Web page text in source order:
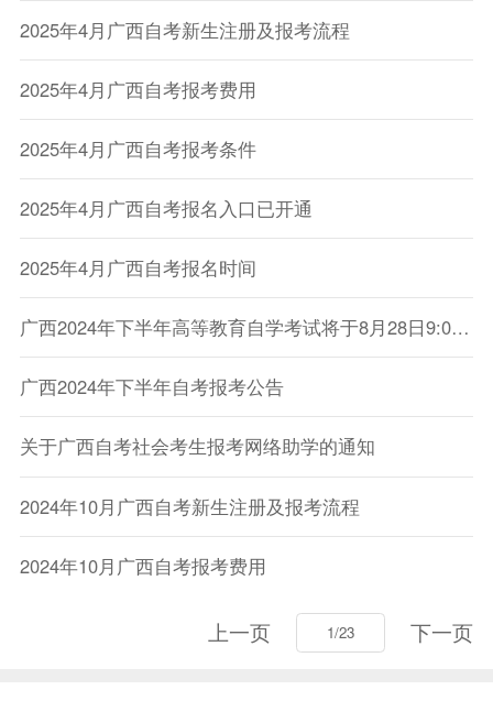
2025年4月广西自考新生注册及报考流程
2025年4月广西自考报考费用
2025年4月广西自考报考条件
2025年4月广西自考报名入口已开通
2025年4月广西自考报名时间
广西2024年下半年高等教育自学考试将于8月28日9:00开始报考
广西2024年下半年自考报考公告
关于广西自考社会考生报考网络助学的通知
2024年10月广西自考新生注册及报考流程
2024年10月广西自考报考费用
上一页 下一页